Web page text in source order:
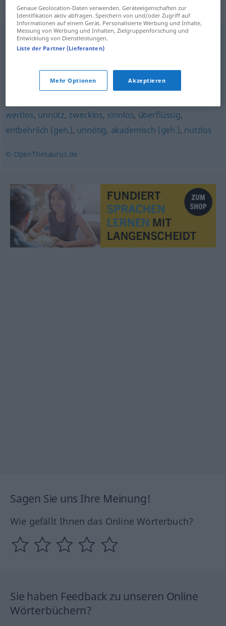
Synonyme für "erübrigen"
entfallen,platzen (Geschäft, Hochzeit, Reise, Termin,
Tempora: hat sich erledigt ...) (ugs.)
,
zerschlagen,ausfallen
wertlos, unnütz, zwecklos, sinnlos, überflüssig,
entbehrlich (geh.), unnötig, akademisch (geh.), nutzlos
© OpenThesaurus.de
Sagen Sie uns Ihre Meinung!
Wie gefällt Ihnen das Online Wörterbuch?
Sie haben Feedback zu unseren Online
Wörterbüchern?
Genaue Geolocation-Daten verwenden. Geräteeigenschaften zur
Identifikation aktiv abfragen. Speichern von und/oder Zugriff auf
Informationen auf einem Gerät. Personalisierte Werbung und Inhalte,
Messung von Werbung und Inhalten, Zielgruppenforschung und
Entwicklung von Dienstleistungen.
Liste der Partner (Lieferanten)
Mehr Optionen Akzeptieren